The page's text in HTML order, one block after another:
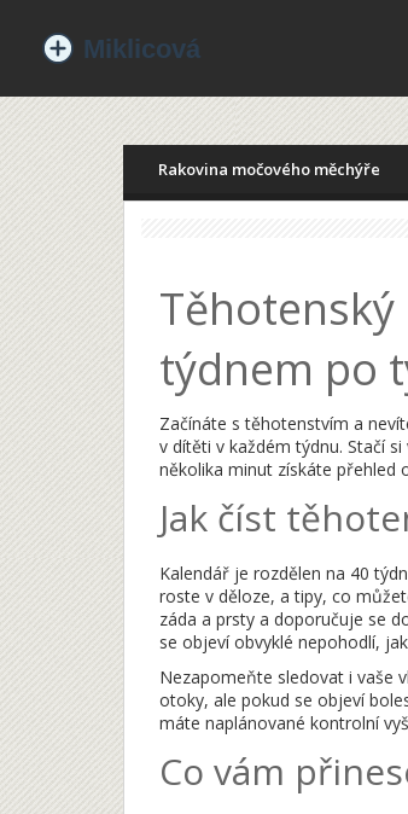
Rakovina močového měchýře
Těhotenský
týdnem po
Začínáte s těhotenstvím a
v dítěti v každém týdnu. Stačí
několika minut získáte přehled
Jak číst
Kalendář je rozdělen na 40
roste v děloze, a tipy, co
záda a prsty a doporučuje se
se objeví obvyklé nepohodlí,
Nezapomeňte sledovat i vaše
otoky, ale pokud se objeví
máte naplánované kontrolní
Co vám